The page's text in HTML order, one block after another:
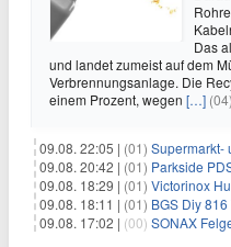
Das
und landet zumeist auf dem
Verbrennungsanlage. Die
einem Prozent, wegen […] (04)
09.08. 22:05 | (01) Supermarkt-
09.08. 20:42 | (01) Parkside PDST 5
09.08. 18:29 | (01) Victorinox Hunter
09.08. 18:11 | (01) BGS Diy 816
09.08. 17:02 | (00) SONAX